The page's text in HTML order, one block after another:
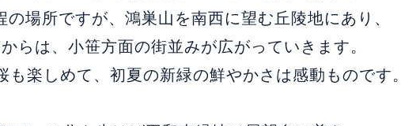
の場所ですが、鴻巣山を南西に望む丘陵地にあり、
らは、小笹方面の街並みが広がっていきます。
も楽しめて、初夏の新緑の鮮やかさは感動ものです。